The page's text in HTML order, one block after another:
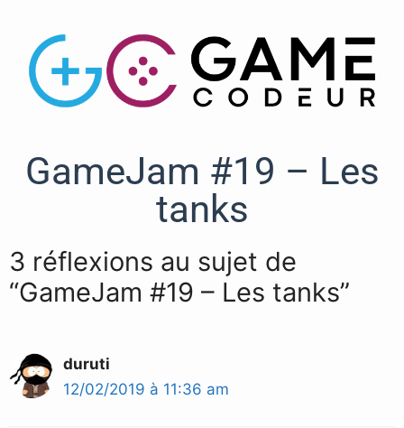
GameJam #19 – Les
tanks
3 réflexions au sujet de
“GameJam #19 – Les tanks”
duruti
12/02/2019 à 11:36 am